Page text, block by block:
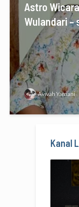
Astro
Wulandari –
Avivah Yamani
Kanal